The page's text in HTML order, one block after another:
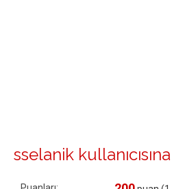
sselanik